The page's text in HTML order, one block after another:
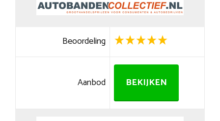
Beoordeling
Aanbod BEKIJKEN